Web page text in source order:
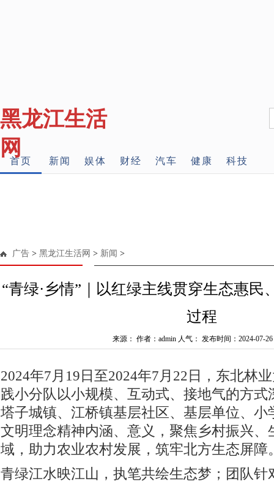
黑龙江生活
网
首页 新闻 娱体 财经 汽车 健康 科技
广告 > 黑龙江生活网 > 新闻 >
“青绿·乡情”｜以红绿主线贯穿生态惠民
过程
来源： 作者：admin 人气： 发布时间：2024-07-26
2024年7月19日至2024年7月22日，东北林
践小分队以小规模、互动式、接地气的方式
塔子城镇、江桥镇基层社区、基层单位、小
文明理念精神内涵、意义，聚焦乡村振兴、
域，助力农业农村发展，筑牢北方生态屏障
青绿江水映江山，执笔共绘生态梦；团队针